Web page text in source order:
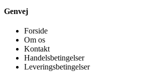
Genvej
Forside
Om os
Kontakt
Handelsbetingelser
Leveringsbetingelser